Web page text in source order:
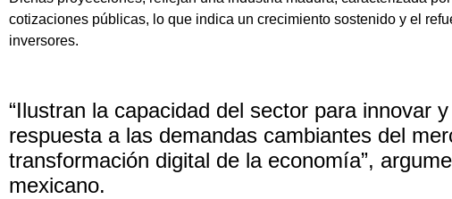
cotizaciones públicas, lo que indica un crecimiento sostenido y el
inversores.
“Ilustran la capacidad del sector para innovar
respuesta a las demandas cambiantes del
transformación digital de la economía”,
mexicano.